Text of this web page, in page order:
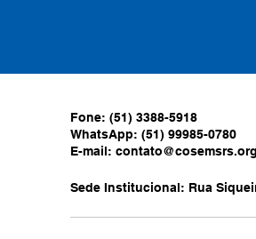
Fone: (51) 3388-5918
WhatsApp: (51) 99985-0780
E-mail:
Sede Institucional: Rua